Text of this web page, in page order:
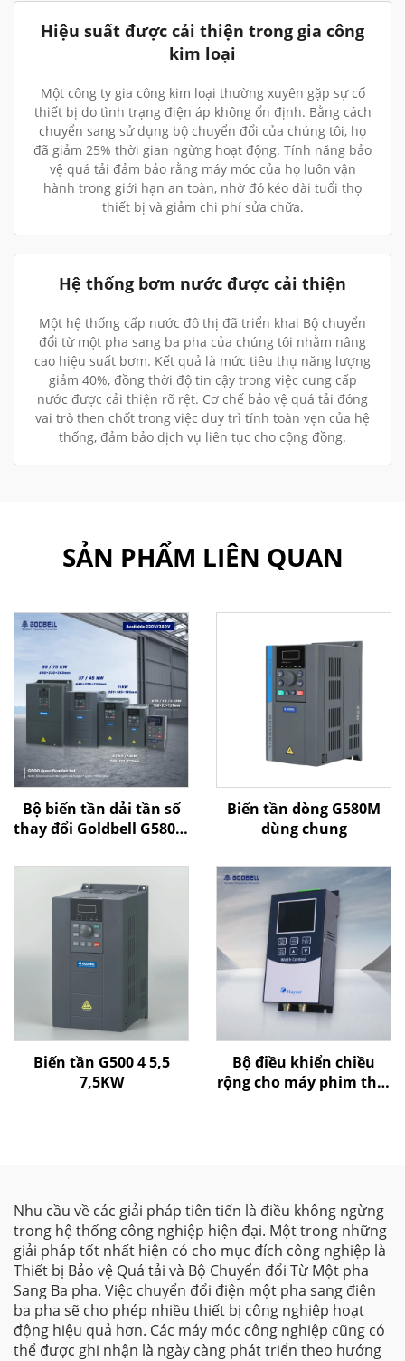
Hiệu suất được cải thiện trong gia công
kim loại
Một công ty gia công kim loại thường xuyên gặp sự cố
thiết bị do tình trạng điện áp không ổn định. Bằng cách
chuyển sang sử dụng bộ chuyển đổi của chúng tôi, họ
đã giảm 25% thời gian ngừng hoạt động. Tính năng bảo
vệ quá tải đảm bảo rằng máy móc của họ luôn vận
hành trong giới hạn an toàn, nhờ đó kéo dài tuổi thọ
thiết bị và giảm chi phí sửa chữa.
Hệ thống bơm nước được cải thiện
Một hệ thống cấp nước đô thị đã triển khai Bộ chuyển
đổi từ một pha sang ba pha của chúng tôi nhằm nâng
cao hiệu suất bơm. Kết quả là mức tiêu thụ năng lượng
giảm 40%, đồng thời độ tin cậy trong việc cung cấp
nước được cải thiện rõ rệt. Cơ chế bảo vệ quá tải đóng
vai trò then chốt trong việc duy trì tính toàn vẹn của hệ
thống, đảm bảo dịch vụ liên tục cho cộng đồng.
SẢN PHẨM LIÊN QUAN
Bộ biến tần dải tần số
thay đổi Goldbell G580M
khiển V/F và điều khiển
vector | Bộ biến tần
được chứng nhận CE
Biến tần dòng G580M
dùng chung
Biến tần G500 4 5,5
7,5KW
Bộ điều khiển chiều
rộng cho máy phim thổi
Nhu cầu về các giải pháp tiên tiến là điều không ngừng
trong hệ thống công nghiệp hiện đại. Một trong những
giải pháp tốt nhất hiện có cho mục đích công nghiệp là
Thiết bị Bảo vệ Quá tải và Bộ Chuyển đổi Từ Một pha
Sang Ba pha. Việc chuyển đổi điện một pha sang điện
ba pha sẽ cho phép nhiều thiết bị công nghiệp hoạt
động hiệu quả hơn. Các máy móc công nghiệp cũng có
thể được ghi nhận là ngày càng phát triển theo hướng